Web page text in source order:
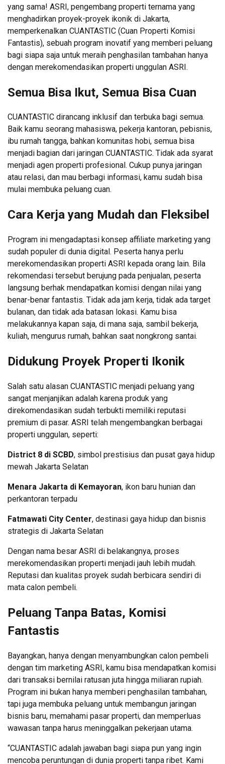
yang sama! ASRI, pengembang properti ternama yang
menghadirkan proyek-proyek ikonik di Jakarta,
memperkenalkan CUANTASTIC (Cuan Properti Komisi
Fantastis), sebuah program inovatif yang memberi peluang
bagi siapa saja untuk meraih penghasilan tambahan hanya
dengan merekomendasikan properti unggulan ASRI.
Semua Bisa Ikut, Semua Bisa Cuan
CUANTASTIC dirancang inklusif dan terbuka bagi semua.
Baik kamu seorang mahasiswa, pekerja kantoran, pebisnis,
ibu rumah tangga, bahkan komunitas hobi, semua bisa
menjadi bagian dari jaringan CUANTASTIC. Tidak ada syarat
menjadi agen properti profesional. Cukup punya jaringan
atau relasi, dan mau berbagi informasi, kamu sudah bisa
mulai membuka peluang cuan.
Cara Kerja yang Mudah dan Fleksibel
Program ini mengadaptasi konsep affiliate marketing yang
sudah populer di dunia digital. Peserta hanya perlu
merekomendasikan properti ASRI kepada orang lain. Bila
rekomendasi tersebut berujung pada penjualan, peserta
langsung berhak mendapatkan komisi dengan nilai yang
benar-benar fantastis. Tidak ada jam kerja, tidak ada target
bulanan, dan tidak ada batasan lokasi. Kamu bisa
melakukannya kapan saja, di mana saja, sambil bekerja,
kuliah, mengurus rumah, bahkan saat nongkrong santai.
Didukung Proyek Properti Ikonik
Salah satu alasan CUANTASTIC menjadi peluang yang
sangat menjanjikan adalah karena produk yang
direkomendasikan sudah terbukti memiliki reputasi
premium di pasar. ASRI telah mengembangkan berbagai
properti unggulan, seperti:
District 8 di SCBD, simbol prestisius dan pusat gaya hidup
mewah Jakarta Selatan
Menara Jakarta di Kemayoran, ikon baru hunian dan
perkantoran terpadu
Fatmawati City Center, destinasi gaya hidup dan bisnis
strategis di Jakarta Selatan
Dengan nama besar ASRI di belakangnya, proses
merekomendasikan properti menjadi jauh lebih mudah.
Reputasi dan kualitas proyek sudah berbicara sendiri di
mata calon pembeli.
Peluang Tanpa Batas, Komisi
Fantastis
Bayangkan, hanya dengan menyambungkan calon pembeli
dengan tim marketing ASRI, kamu bisa mendapatkan komisi
dari transaksi bernilai ratusan juta hingga miliaran rupiah.
Program ini bukan hanya memberi penghasilan tambahan,
tapi juga membuka peluang untuk membangun jaringan
bisnis baru, memahami pasar properti, dan memperluas
wawasan tanpa harus meninggalkan pekerjaan utama.
“CUANTASTIC adalah jawaban bagi siapa pun yang ingin
mencoba peruntungan di dunia properti tanpa ribet. Kami